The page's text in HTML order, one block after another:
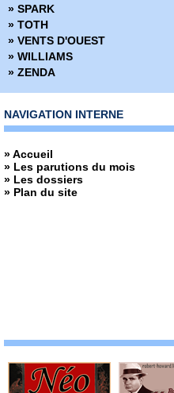
» SPARK
» TOTH
» VENTS D'OUEST
» WILLIAMS
» ZENDA
NAVIGATION INTERNE
» Accueil
» Les parutions du mois
» Les dossiers
» Plan du site